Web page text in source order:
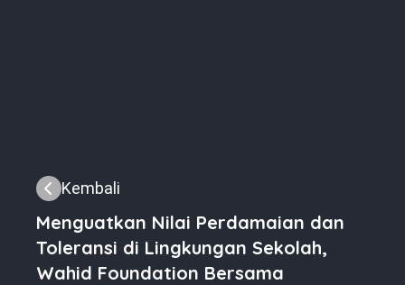
Kembali
Menguatkan Nilai Perdamaian dan
Toleransi di Lingkungan Sekolah,
Wahid Foundation Bersama